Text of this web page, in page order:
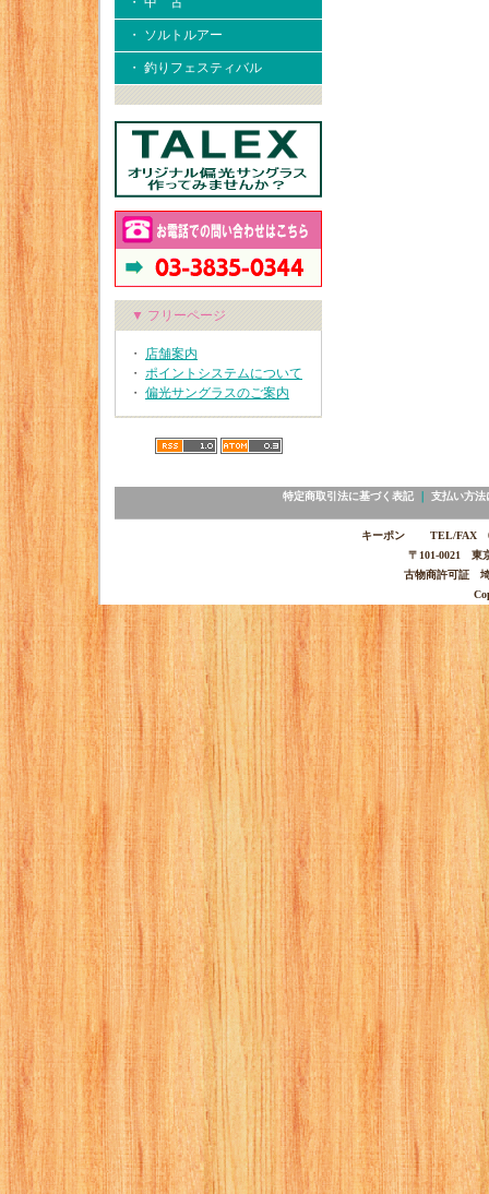
・ ソルトルアー
・ 釣りフェスティバル
▼ フリーページ
・ 店舗案内
・ ポイントシステムについて
・ 偏光サングラスのご案内
特定商取引法に基づく表記｜ 支払い方法
キーポン TEL/FAX
〒101-0021 東
古物商許可証